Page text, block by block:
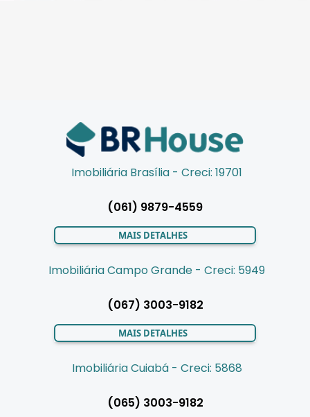
Imobiliária Brasília - Creci: 19701
(061) 9879-4559
MAIS DETALHES
Imobiliária Campo Grande - Creci: 5949
(067) 3003-9182
MAIS DETALHES
Imobiliária Cuiabá - Creci: 5868
(065) 3003-9182